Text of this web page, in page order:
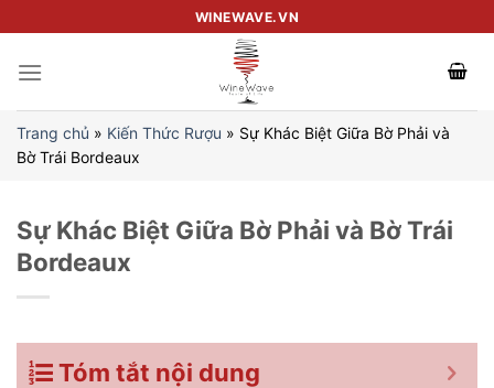
to
content
WINEWAVE.VN
Trang chủ » Kiến Thức Rượu » Sự Khác Biệt Giữa Bờ Phải và
Bờ Trái Bordeaux
Sự Khác Biệt Giữa Bờ Phải và Bờ Trái
Bordeaux
Tóm tắt nội dung